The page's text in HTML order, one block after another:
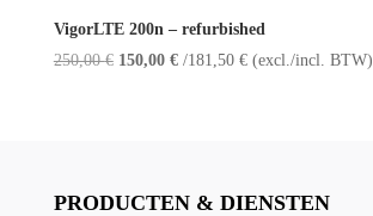
VigorLTE 200n – refurbished
250,00€ Oorspronkelijke
150,00 €Huidige
/181,50 €(excl./incl. BTW)
PRODUCTEN & DIENSTEN